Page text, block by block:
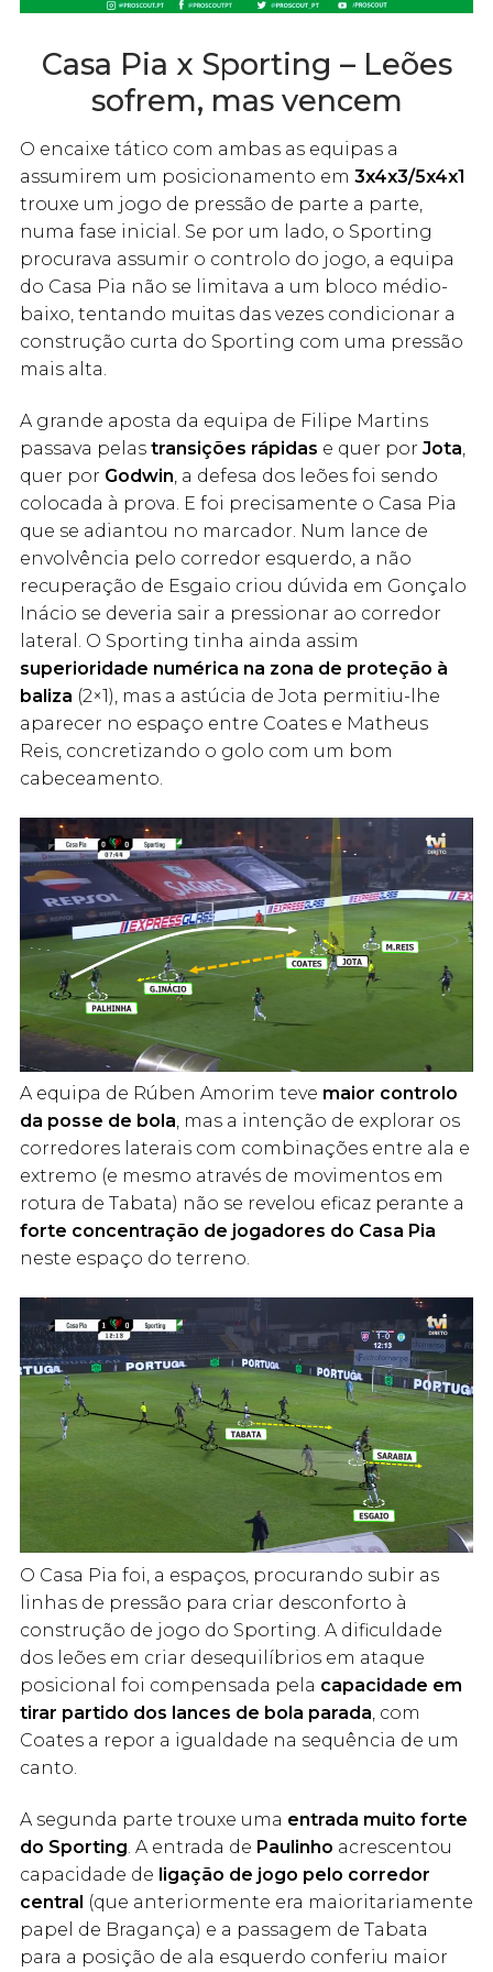
Casa Pia x Sporting – Leões
sofrem, mas vencem
O encaixe tático com ambas as equipas a
assumirem um posicionamento em 3x4x3/5x4x1
trouxe um jogo de pressão de parte a parte,
numa fase inicial. Se por um lado, o Sporting
procurava assumir o controlo do jogo, a equipa
do Casa Pia não se limitava a um bloco médio-
baixo, tentando muitas das vezes condicionar a
construção curta do Sporting com uma pressão
mais alta.
A grande aposta da equipa de Filipe Martins
passava pelas transições rápidas e quer por Jota,
quer por Godwin, a defesa dos leões foi sendo
colocada à prova. E foi precisamente o Casa Pia
que se adiantou no marcador. Num lance de
envolvência pelo corredor esquerdo, a não
recuperação de Esgaio criou dúvida em Gonçalo
Inácio se deveria sair a pressionar ao corredor
lateral. O Sporting tinha ainda assim
superioridade numérica na zona de proteção à
baliza (2×1), mas a astúcia de Jota permitiu-lhe
aparecer no espaço entre Coates e Matheus
Reis, concretizando o golo com um bom
cabeceamento.
A equipa de Rúben Amorim teve maior controlo
da posse de bola, mas a intenção de explorar os
corredores laterais com combinações entre ala e
extremo (e mesmo através de movimentos em
rotura de Tabata) não se revelou eficaz perante a
forte concentração de jogadores do Casa Pia
neste espaço do terreno.
O Casa Pia foi, a espaços, procurando subir as
linhas de pressão para criar desconforto à
construção de jogo do Sporting. A dificuldade
dos leões em criar desequilíbrios em ataque
posicional foi compensada pela capacidade em
tirar partido dos lances de bola parada , com
Coates a repor a igualdade na sequência de um
canto.
A segunda parte trouxe uma entrada muito forte
do Sporting. A entrada de Paulinho acrescentou
capacidade de ligação de jogo pelo corredor
central (que anteriormente era maioritariamente
papel de Bragança) e a passagem de Tabata
para a posição de ala esquerdo conferiu maior